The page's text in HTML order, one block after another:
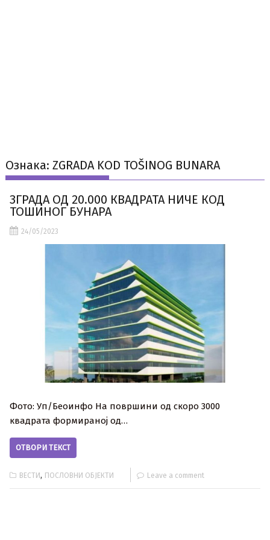
Ознака:ZGRADA KOD TOŠINOG BUNARA
ЗГРАДА ОД 20.000 КВАДРАТА НИЧЕ КОД
ТОШИНОГ БУНАРА
24/05/2023
Фото: Уп/Беоинфо На површини од скоро 3000
квадрата формираној од…
ОТВОРИ ТЕКСТ
ВЕСТИ, ПОСЛОВНИ ОБЈЕКТИ Leave a comment